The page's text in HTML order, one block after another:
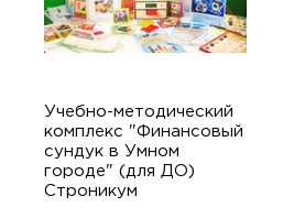
Учебно-методический
комплекс "Финансовый
сундук в Умном
городе" (для ДО)
Строникум